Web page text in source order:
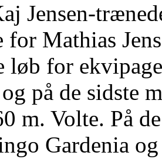
Jensen-
for Mathias
løb for
på de sidste
m. Volte. På
Gardenia og